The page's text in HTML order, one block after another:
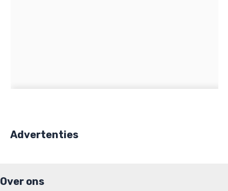
Advertenties
Over ons